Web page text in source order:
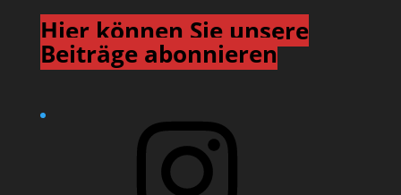
Hier können Sie unsere
Beiträge abonnieren